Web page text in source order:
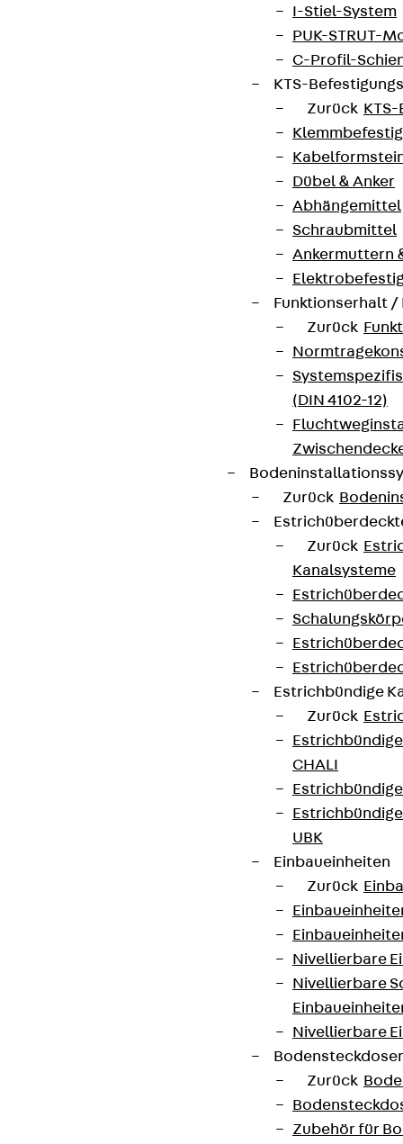
I-Stiel-System
PUK-STRUT-
C-Profil-
KTS-
Zurück
Dübel & Anker
Abhängemittel
Schraubmittel
Ankermuttern
Funktionserhalt
Zurück
(DIN 4102-12)
Zurück
Zurück
Kanalsysteme
Estrichbündige
Zurück
CHALI
UBK
Einbaueinheiten
Zurück
Nivellierbare
Nivellierbare
Nivellierbare
Zurück
Zubehör für